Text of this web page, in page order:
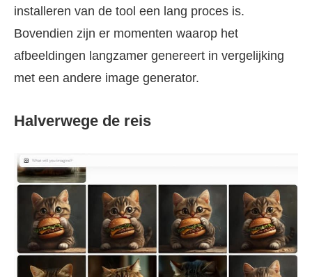
installeren van de tool een lang proces is.
Bovendien zijn er momenten waarop het
afbeeldingen langzamer genereert in vergelijking
met een andere image generator.
Halverwege de reis